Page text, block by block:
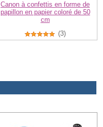
Canon à confettis en forme de
papillon en papier coloré de 50
cm
(3)